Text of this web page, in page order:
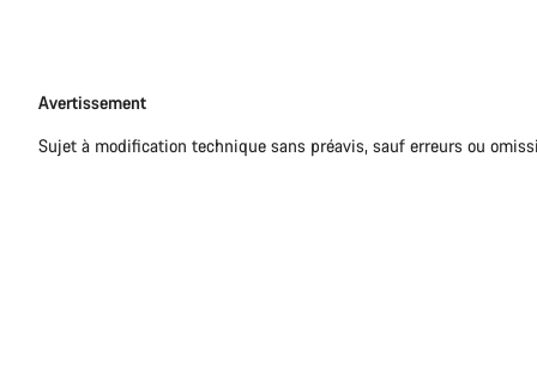
Avertissement
Avertissement
Sujet à modification technique sans préavis, sauf erreurs ou